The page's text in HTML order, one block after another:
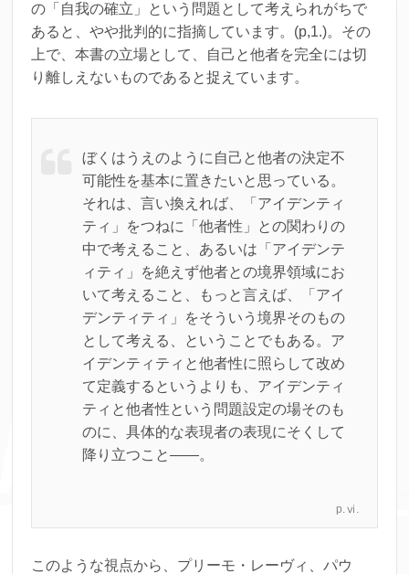
の「自我の確立」という問題として考えられがちで
あると、やや批判的に指摘しています。(p,1.)。その
上で、本書の立場として、自己と他者を完全には切
り離しえないものであると捉えています。
ぼくはうえのように自己と他者の決定不
可能性を基本に置きたいと思っている。
それは、言い換えれば、「アイデンティ
ティ」をつねに「他者性」との関わりの
中で考えること、あるいは「アイデンテ
ィティ」を絶えず他者との境界領域にお
いて考えること、もっと言えば、「アイ
デンティティ」をそういう境界そのもの
として考える、ということでもある。ア
イデンティティと他者性に照らして改め
て定義するというよりも、アイデンティ
ティと他者性という問題設定の場そのも
のに、具体的な表現者の表現にそくして
降り立つこと――。
p.ⅵ.
このような視点から、プリーモ・レーヴィ、パウ